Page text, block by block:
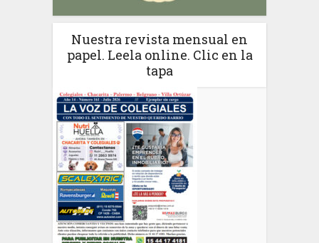
Nuestra revista mensual en
papel. Leela online. Clic en la
tapa